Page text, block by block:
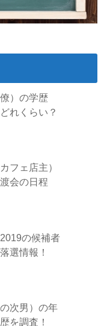
）の学歴
れくらい？
フェ店主）
会の日程
の候補者
選情報！
次男）の年
を調査！